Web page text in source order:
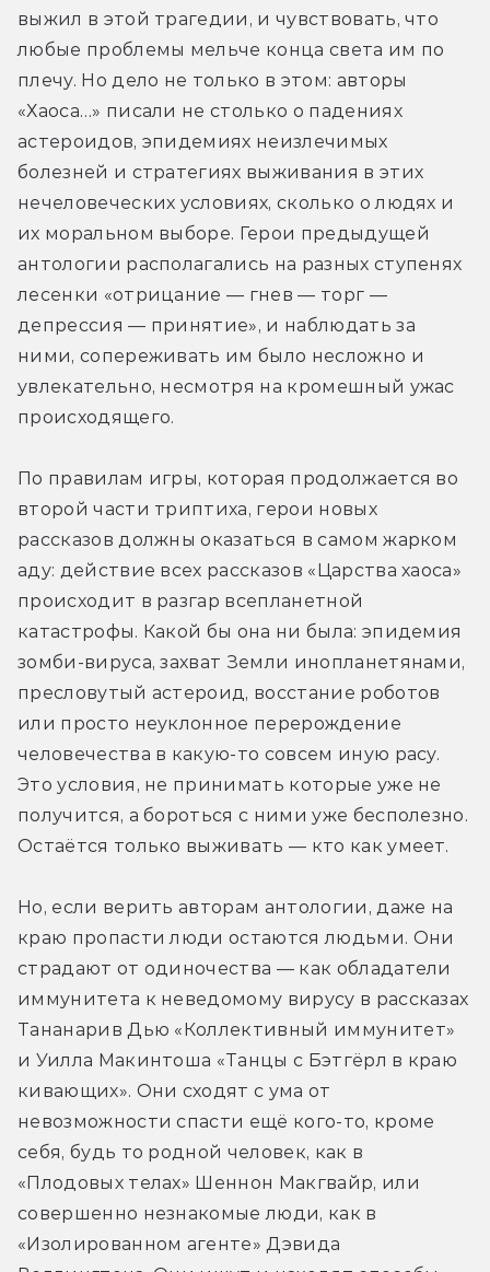
выжил в этой трагедии, и чувствовать, что
любые проблемы мельче конца света им по
плечу. Но дело не только в этом: авторы
«Хаоса…» писали не столько о падениях
астероидов, эпидемиях неизлечимых
болезней и стратегиях выживания в этих
нечеловеческих условиях, сколько о людях и
их моральном выборе. Герои предыдущей
антологии располагались на разных ступенях
лесенки «отрицание — гнев — торг —
депрессия — принятие», и наблюдать за
ними, сопереживать им было несложно и
увлекательно, несмотря на кромешный ужас
происходящего.
По правилам игры, которая продолжается во
второй части триптиха, герои новых
рассказов должны оказаться в самом жарком
аду: действие всех рассказов «Царства хаоса»
происходит в разгар всепланетной
катастрофы. Какой бы она ни была: эпидемия
зомби-вируса, захват Земли инопланетянами,
пресловутый астероид, восстание роботов
или просто неуклонное перерождение
человечества в какую-то совсем иную расу.
Это условия, не принимать которые уже не
получится, а бороться с ними уже бесполезно.
Остаётся только выживать — кто как умеет.
Но, если верить авторам антологии, даже на
краю пропасти люди остаются людьми. Они
страдают от одиночества — как обладатели
иммунитета к неведомому вирусу в рассказах
Тананарив Дью «Коллективный иммунитет»
и Уилла Макинтоша «Танцы с Бэтгёрл в краю
кивающих». Они сходят с ума от
невозможности спасти ещё кого-то, кроме
себя, будь то родной человек, как в
«Плодовых телах» Шеннон Макгвайр, или
совершенно незнакомые люди, как в
«Изолированном агенте» Дэвида